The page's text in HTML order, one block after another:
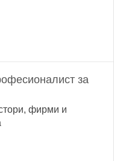
за
фирми и